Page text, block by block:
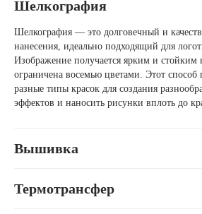
Шелкография
Шелкография — это долговечный и
нанесения, идеально подходящий для
Изображение получается ярким и стойким
ограничена восемью цветами. Этот способ
разные типы красок для создания
эффектов и наносить рисунки вплоть до
Вышивка
Термотрансфер